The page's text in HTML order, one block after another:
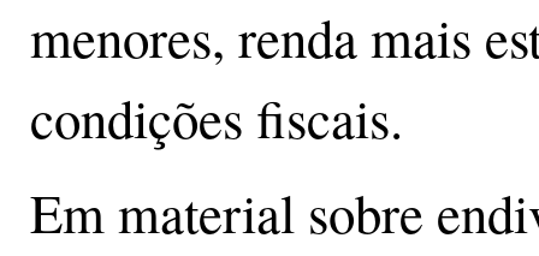
menores, renda mais
condições fiscais.
Em material sobre